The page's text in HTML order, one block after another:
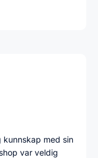
med sin
var veldig